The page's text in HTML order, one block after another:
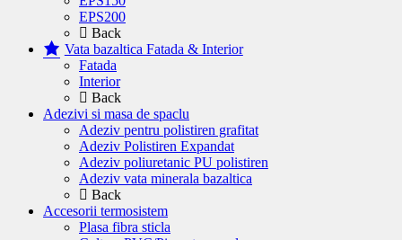
EPS200
Back
Vata bazaltica Fatada & Interior
Fatada
Interior
Back
Adezivi si masa de spaclu
Adeziv pentru polistiren grafitat
Adeziv Polistiren Expandat
Adeziv poliuretanic PU polistiren
Adeziv vata minerala bazaltica
Back
Accesorii termosistem
Plasa fibra sticla